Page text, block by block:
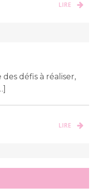
LIRE
défis à réaliser,
LIRE